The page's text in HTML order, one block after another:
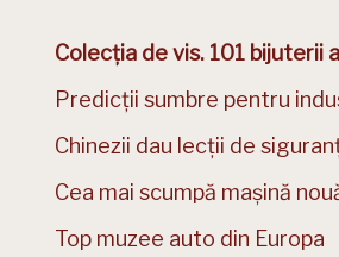
Colecția de vis. 101 bijuterii
Predicții sumbre pentru
Chinezii dau lecții de
Cea mai scumpă mașină
Top muzee auto din Europa